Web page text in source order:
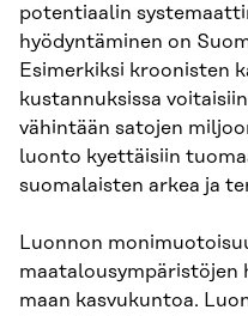
potentiaalin
hyödyntäminen on
Esimerkiksi kroonisten
kustannuksissa
vähintään satojen
luonto kyettäisiin
suomalaisten arkea ja
Luonnon
maatalousympäristöjen
maan kasvukuntoa.